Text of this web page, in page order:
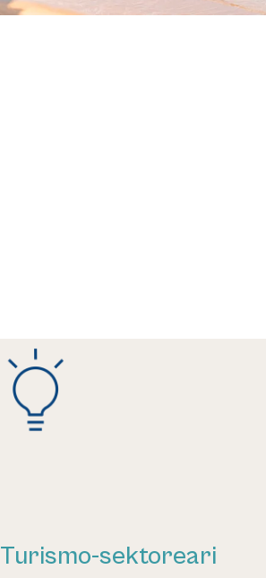
Turismo-sektoreari